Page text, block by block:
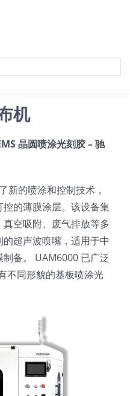
机
晶圆喷涂光刻胶 – 驰
新的喷涂和控制技术，
的薄膜涂层。该设备集
空吸附、废气排放等多
超声波喷嘴，适用于中
备。 UAM6000 已广泛
不同形貌的基板喷涂光